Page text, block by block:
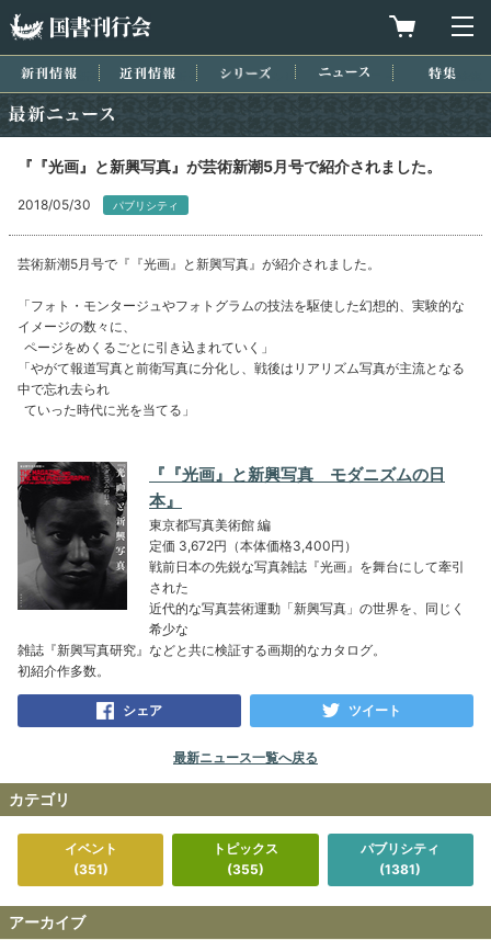
買物カゴを
新刊情報 近刊情報 シリーズ ニュース
『『光画』と新興写真』が芸術新潮5月号で紹介されました。
2018/05/30 パブリシティ
芸術新潮5月号で『『光画』と新興写真』が紹介されました。
「フォト・モンタージュやフォトグラムの技法を駆使した幻想的、実験的な
イメージの数々に、
ページをめくるごとに引き込まれていく」
「やがて報道写真と前衛写真に分化し、戦後はリアリズム写真が主流となる
中で忘れ去られ
ていった時代に光を当てる」
『『光画』と新興写真 モダニズムの日
本』
東京都写真美術館 編
定価 3,672円（本体価格3,400円）
戦前日本の先鋭な写真雑誌『光画』を舞台にして牽引
された
近代的な写真芸術運動「新興写真」の世界を、同じく
希少な
雑誌『新興写真研究』などと共に検証する画期的なカタログ。
初紹介作多数。
シェア ツイート
最新ニュース一覧へ戻る
カテゴリ
イベント
(351)
トピックス
(355)
パブリシティ
(1381)
アーカイブ